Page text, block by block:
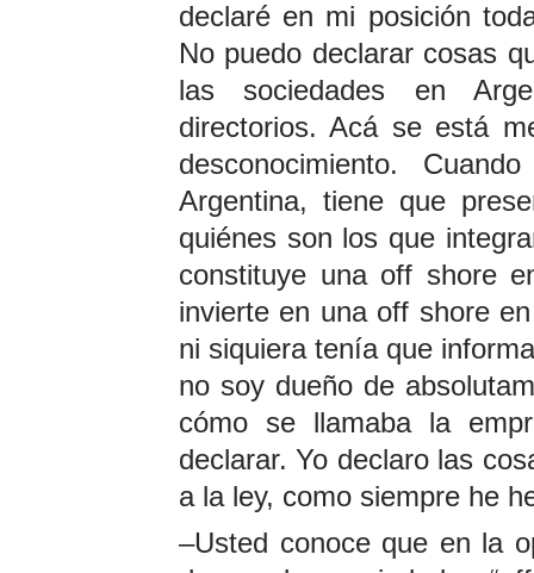
declaré en mi posición
No puedo declarar cosas
las sociedades en
directorios. Acá se está
desconocimiento.
Argentina, tiene que
quiénes son los que
constituye una off shore
invierte en una off shore
ni siquiera tenía que
no soy dueño de
cómo se llamaba la
declarar. Yo declaro las
a la ley, como siempre he
–Usted conoce que en la